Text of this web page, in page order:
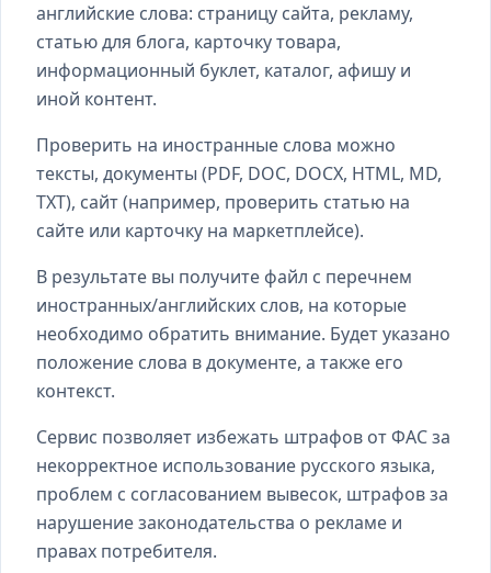
английские слова: страницу сайта, рекламу,
статью для блога, карточку товара,
информационный буклет, каталог, афишу и
иной контент.
Проверить на иностранные слова можно
тексты, документы (PDF, DOC, DOCX, HTML, MD,
TXT), сайт (например, проверить статью на
сайте или карточку на маркетплейсе).
В результате вы получите файл с перечнем
иностранных/английских слов, на которые
необходимо обратить внимание. Будет указано
положение слова в документе, а также его
контекст.
Сервис позволяет избежать штрафов от ФАС за
некорректное использование русского языка,
проблем с согласованием вывесок, штрафов за
нарушение законодательства о рекламе и
правах потребителя.